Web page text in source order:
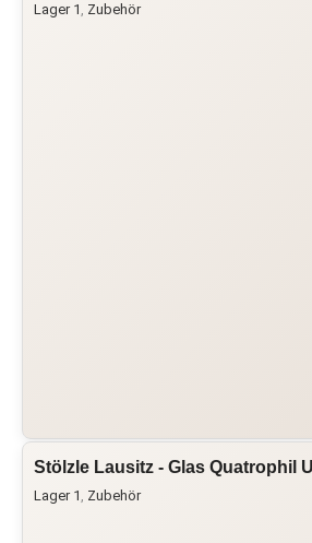
Lager 1 , Zubehör
Stölzle Lausitz - Glas Quatrophil
Lager 1 , Zubehör